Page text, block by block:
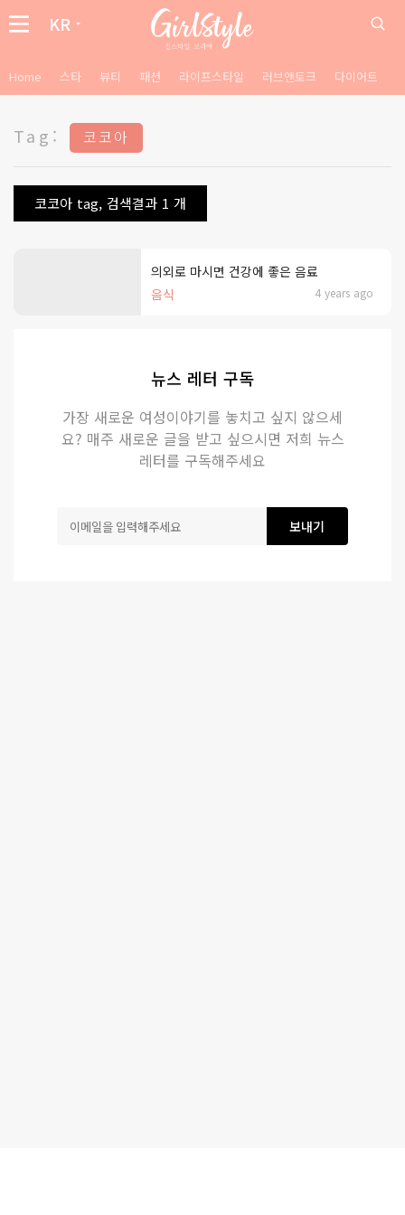
KR
Home 스타 뷰티 패션 라이프스타일 러브앤토크 다이어트
Tag: 코코아
코코아 tag, 검색결과 1 개
음식 4 years ago
의외로 마시면 건강에 좋은 음료
뉴스 레터 구독
가장 새로운 여성이야기를 놓치고 싶지 않으세
요? 매주 새로운 글을 받고 싶으시면 저희 뉴스
레터를 구독해주세요
보내기